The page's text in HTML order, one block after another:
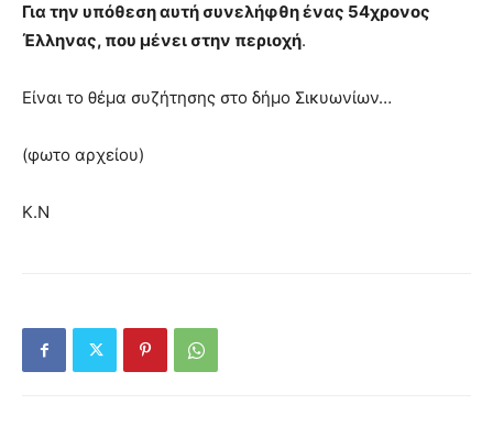
Για την υπόθεση αυτή συνελήφθη ένας 54χρονος
Έλληνας, που μένει στην περιοχή.
Είναι το θέμα συζήτησης στο δήμο Σικυωνίων…
(φωτο αρχείου)
Κ.Ν